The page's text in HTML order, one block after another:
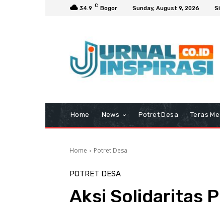
34.9 C Bogor Sunday, August 9, 2026
Home News Potret Desa Teras
Home Potret Desa
POTRET DESA
Aksi Solidaritas